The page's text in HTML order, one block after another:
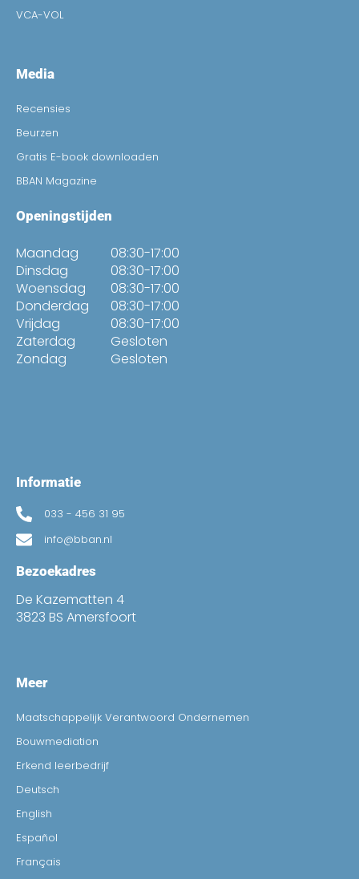
VCA-VOL
Media
Recensies
Beurzen
Gratis E-book downloaden
BBAN Magazine
Openingstijden
Maandag
Dinsdag
Woensdag
Donderdag
Vrijdag
Zaterdag
Zondag
08:30-17:00
08:30-17:00
08:30-17:00
08:30-17:00
08:30-17:00
Gesloten
Gesloten
Informatie
033 - 456 31 95
info@bban.nl
Bezoekadres
De Kazematten 4
3823 BS Amersfoort
Meer
Maatschappelijk Verantwoord Ondernemen
Bouwmediation
Erkend leerbedrijf
Deutsch
English
Español
Français